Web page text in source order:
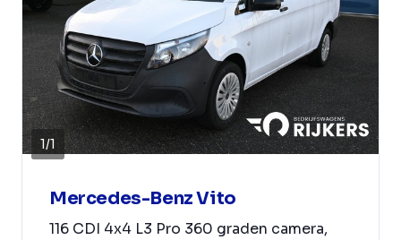
1/1
Mercedes-Benz Vito
116 CDI 4x4 L3 Pro 360 graden camera,